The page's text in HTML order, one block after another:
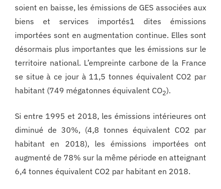
soient en baisse, les émissions de GES associées aux
biens et services importés1 dites émissions
importées sont en augmentation continue. Elles sont
désormais plus importantes que les émissions sur le
territoire national. L’empreinte carbone de la France
se situe à ce jour à 11,5 tonnes équivalent CO2 par
habitant (749 mégatonnes équivalent CO2).
Si entre 1995 et 2018, les émissions intérieures ont
diminué de 30%, (4,8 tonnes équivalent CO2 par
habitant en 2018), les émissions importées ont
augmenté de 78% sur la même période en atteignant
6,4 tonnes équivalent CO2 par habitant en 2018.